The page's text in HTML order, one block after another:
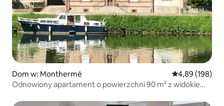
Dom w: Monthermé Średnia
4,89 (198)
Odnowiony apartament o powierzchni 90 m² z widokiem